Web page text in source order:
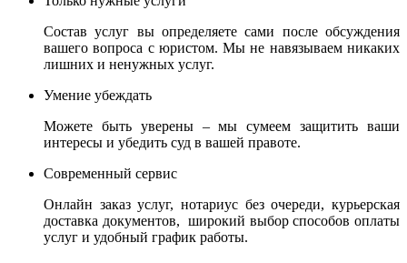
Состав услуг вы определяете сами после обсуждения
вашего вопроса с юристом. Мы не навязываем никаких
лишних и ненужных услуг.
Умение убеждать
Можете быть уверены – мы сумеем защитить ваши
интересы и убедить суд в вашей правоте.
Современный сервис
Онлайн заказ услуг, нотариус без очереди, курьерская
доставка документов, широкий выбор способов оплаты
услуг и удобный график работы.